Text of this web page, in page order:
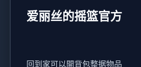
爱丽丝的摇篮官方
回到家可以開背包整据物品